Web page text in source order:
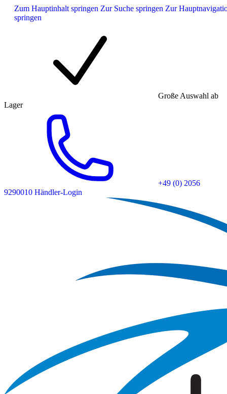
Zum Hauptinhalt springen Zur Suche springen Zur
springen
Große Auswahl ab
Lager
+49 (0) 2056
9290010 Händler-Login